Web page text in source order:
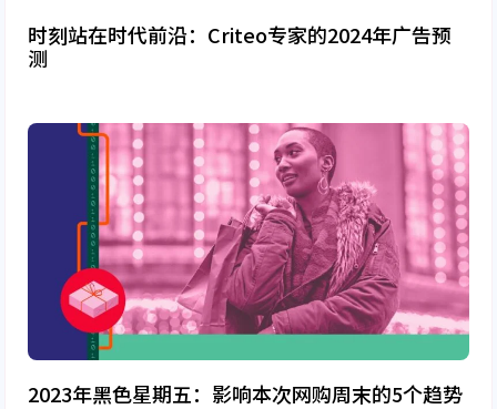
时刻站在时代前沿：Criteo专家的2024年广告预
测
2023年黑色星期五：影响本次网购周末的5个趋势